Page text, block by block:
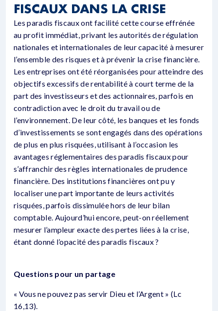
FISCAUX DANS LA CRISE
Les paradis fiscaux ont facilité cette course effrénée
au profit immédiat, privant les autorités de régulation
nationales et internationales de leur capacité à mesurer
l’ensemble des risques et à prévenir la crise financière.
Les entreprises ont été réorganisées pour atteindre des
objectifs excessifs de rentabilité à court terme de la
part des investisseurs et des actionnaires, parfois en
contradiction avec le droit du travail ou de
l’environnement. De leur côté, les banques et les fonds
d’investissements se sont engagés dans des opérations
de plus en plus risquées, utilisant à l’occasion les
avantages réglementaires des paradis fiscaux pour
s’affranchir des règles internationales de prudence
financière. Des institutions financières ont pu y
localiser une part importante de leurs activités
risquées, parfois dissimulée hors de leur bilan
comptable. Aujourd’hui encore, peut-on réellement
mesurer l’ampleur exacte des pertes liées à la crise,
étant donné l’opacité des paradis fiscaux ?
Questions pour un partage
« Vous ne pouvez pas servir Dieu et l’Argent » (Lc
16,13).